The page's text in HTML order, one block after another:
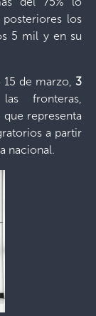
los
5 mil y en su
de marzo, 3
fronteras,
representa
a partir
nacional.